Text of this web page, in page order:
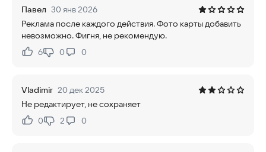
Павел 30 янв 2026
Реклама после каждого действия. Фото карты добавить
невозможно. Фигня, не рекомендую.
Нравится:
6Не нравится:
0 0
Vladimir 20 дек 2025
Не редактирует, не сохраняет
Нравится:
0Не нравится:
2 0